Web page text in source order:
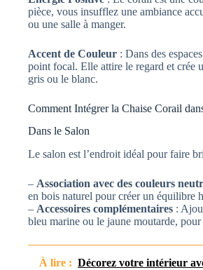
pièce, vous insufflez une ambiance
ou une salle à manger.
Accent de Couleur : Dans des
point focal. Elle attire le regard et crée
gris ou le blanc.
Comment Intégrer la Chaise Corail
Dans le Salon
Le salon est l’endroit idéal pour faire
– Association avec des couleurs
en bois naturel pour créer un équilibre
– Accessoires complémentaires :
bleu marine ou le jaune moutarde,
À lire : Décorez votre intérieur